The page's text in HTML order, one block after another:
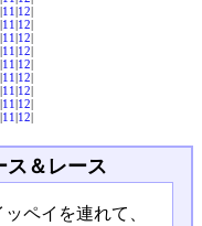
|11|12|
|11|12|
|11|12|
|11|12|
|11|12|
|11|12|
|11|12|
|11|12|
|11|12|
ス＆レース
ペイを連れて、